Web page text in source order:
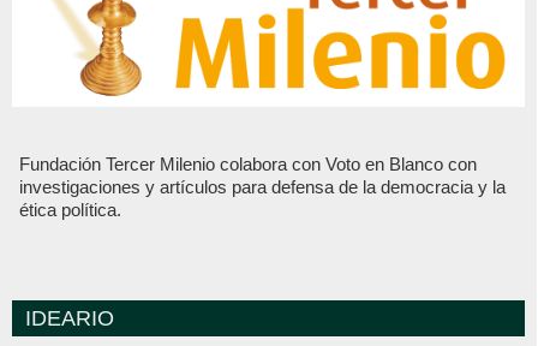
Fundación Tercer Milenio colabora con Voto en Blanco con
investigaciones y artículos para defensa de la democracia y la
ética política.
IDEARIO